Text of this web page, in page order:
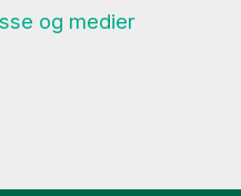
og medier